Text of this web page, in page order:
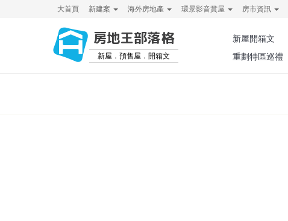
大首頁 新建案 海外房地產 環景影音賞屋 房市資訊
房地王部落格
新屋．預售屋．開箱文
新屋開箱文
重劃特區巡禮